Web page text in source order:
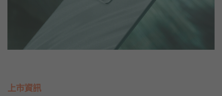
上市資訊